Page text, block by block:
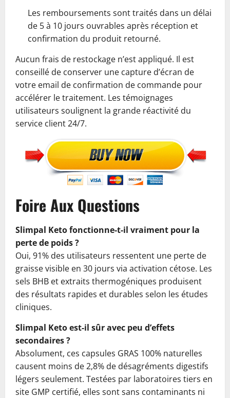
Les remboursements sont traités dans un délai
de 5 à 10 jours ouvrables après réception et
confirmation du produit retourné.
Aucun frais de restockage n’est appliqué. Il est
conseillé de conserver une capture d’écran de
votre email de confirmation de commande pour
accélérer le traitement. Les témoignages
utilisateurs soulignent la grande réactivité du
service client 24/7.
Foire Aux Questions
Slimpal Keto fonctionne-t-il vraiment pour la
perte de poids ?
Oui, 91% des utilisateurs ressentent une perte de
graisse visible en 30 jours via activation cétose. Les
sels BHB et extraits thermogéniques produisent
des résultats rapides et durables selon les études
cliniques.
Slimpal Keto est-il sûr avec peu d’effets
secondaires ?
Absolument, ces capsules GRAS 100% naturelles
causent moins de 2,8% de désagréments digestifs
légers seulement. Testées par laboratoires tiers en
site GMP certifié, elles sont sans contaminants ni